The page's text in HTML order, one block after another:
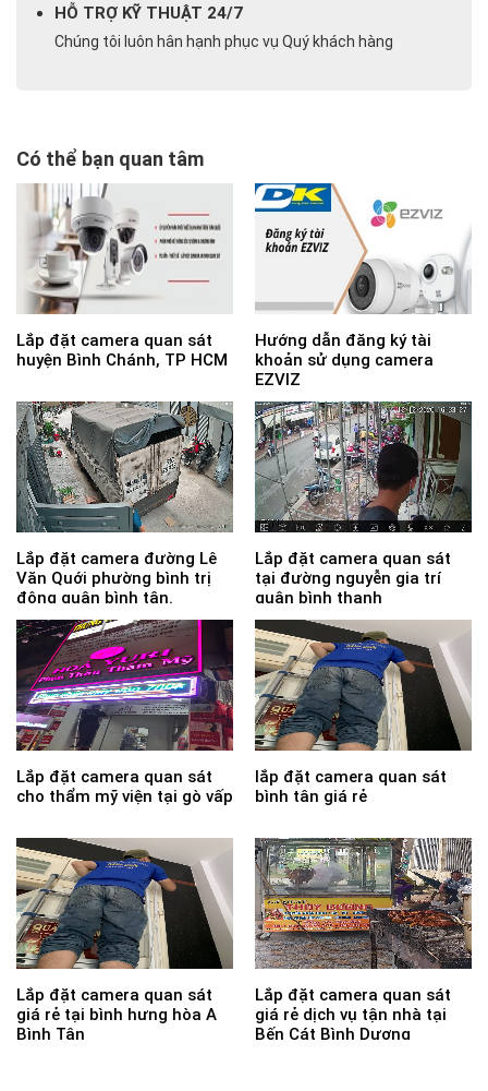
HỖ TRỢ KỸ THUẬT 24/7
Chúng tôi luôn hân hạnh phục vụ Quý khách hàng
Có thể bạn quan tâm
Lắp đặt camera quan sát
huyện Bình Chánh, TP HCM
Hướng dẫn đăng ký tài
khoản sử dụng camera
EZVIZ
Lắp đặt camera đường Lê
Văn Quới phường bình trị
đông quận bình tân.
Lắp đặt camera quan sát
tại đường nguyễn gia trí
quận bình thạnh
Lắp đặt camera quan sát
cho thẩm mỹ viện tại gò vấp
lắp đặt camera quan sát
bình tân giá rẻ
Lắp đặt camera quan sát
giá rẻ tại bình hưng hòa A
Bình Tân
Lắp đặt camera quan sát
giá rẻ dịch vụ tận nhà tại
Bến Cát Bình Dương